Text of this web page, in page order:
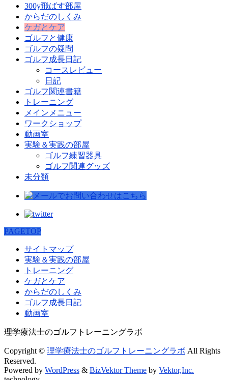
300y飛ばす部屋
からだのしくみ
ケガとケア
ゴルフと健康
ゴルフの疑問
ゴルフ成長日記
コースレビュー
日記
ゴルフ関連書籍
トレーニング
メインメニュー
ワークショップ
動画室
実験＆実践の部屋
ゴルフ練習器具
ゴルフ関連グッズ
未分類
PAGETOP
サイトマップ
実験＆実践の部屋
トレーニング
ケガとケア
からだのしくみ
ゴルフ成長日記
動画室
理学療法士のゴルフトレーニングラボ
Copyright © 理学療法士のゴルフトレーニングラボ All Rights
Reserved.
Powered by WordPress & BizVektor Theme by Vektor,Inc.